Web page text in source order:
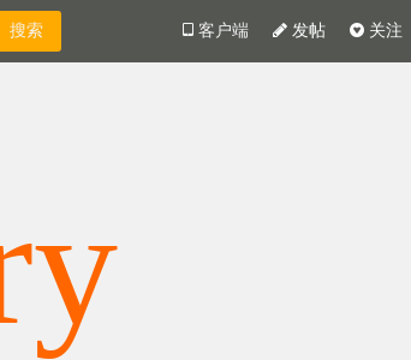
关注
发帖
客户端